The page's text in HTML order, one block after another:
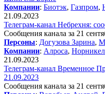
Компании: Биотэк, Газпром,
21.09.2023
Телеграм-канал Небрехня:
Сообщения канала за 21
Персоны: Догузова Зарина,
Компании: Алроса,
21.09.2023
Телеграм-канал Временное
21.09.2023
Сообщения канала за 21